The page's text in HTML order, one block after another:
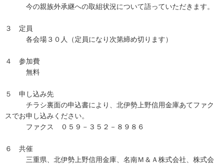
今の親族外承継への取組状況について語っていただきます。
３ 定員
各会場３０人（定員になり次第締め切ります）
４ 参加費
無料
５ 申し込み先
チラシ裏面の申込書により、北伊勢上野信用金庫あてファク
スでお申し込みください。
ファクス ０５９－３５２－８９８６
６ 共催
三重県、北伊勢上野信用金庫、名南Ｍ＆Ａ株式会社、株式会